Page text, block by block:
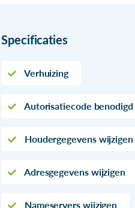
Specificaties
Verhuizing
Autorisatiecode benodigd
Houdergegevens wijzigen
Adresgegevens wijzigen
Nameservers wijzigen